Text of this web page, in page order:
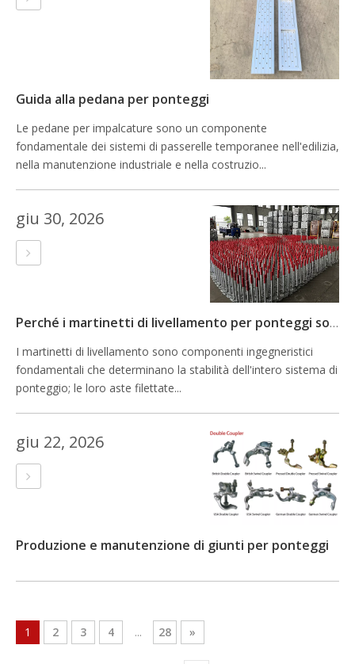
Guida alla pedana per ponteggi
Le pedane per impalcature sono un componente
fondamentale dei sistemi di passerelle temporanee nell'edilizia,
nella manutenzione industriale e nella costruzio...
giu 30, 2026
Perché i martinetti di livellamento per ponteggi sono così importanti?
I martinetti di livellamento sono componenti ingegneristici
fondamentali che determinano la stabilità dell'intero sistema di
ponteggio; le loro aste filettate...
giu 22, 2026
Produzione e manutenzione di giunti per ponteggi
1 2 3 4 ... 28 »